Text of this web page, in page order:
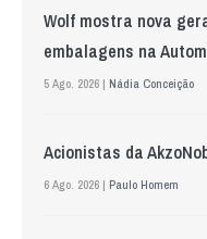
Wolf mostra nova
embalagens na
5 Ago. 2026 | Nádia Conceição
Acionistas da
6 Ago. 2026 | Paulo Homem